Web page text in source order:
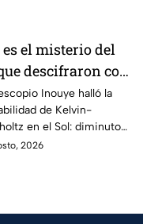
es el misterio del
descifraron con
en
explica las
solares que
a la Tierra
Inouye halló la
de Kelvin-
en el Sol: diminutos
que explicarían el
2026